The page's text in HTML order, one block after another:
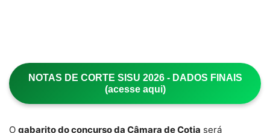
NOTAS DE CORTE SISU 2026 - DADOS FINAIS
(acesse aqui)
O gabarito do concurso da Câmara de Cotia será